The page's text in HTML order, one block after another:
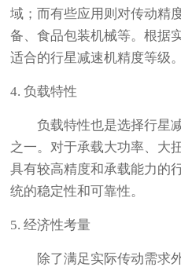
域；而有些应用则对传动精
备、食品包装机械等。根据
适合的行星减速机精度等级。
4. 负载特性
负载特性也是选择行星
之一。对于承载大功率、大
具有较高精度和承载能力的
统的稳定性和可靠性。
5. 经济性考量
除了满足实际传动需求